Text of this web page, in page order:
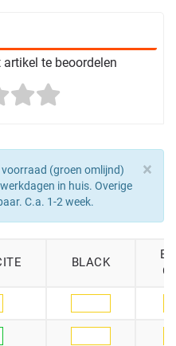
te beoordelen
×
(groen omlijnd)
in huis. Overige
C.a. 1-2 week.
BLACK